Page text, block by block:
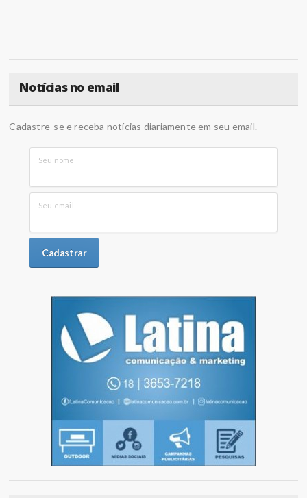
Notícias no email
Cadastre-se e receba notícias diariamente em seu email.
Seu nome
Seu email